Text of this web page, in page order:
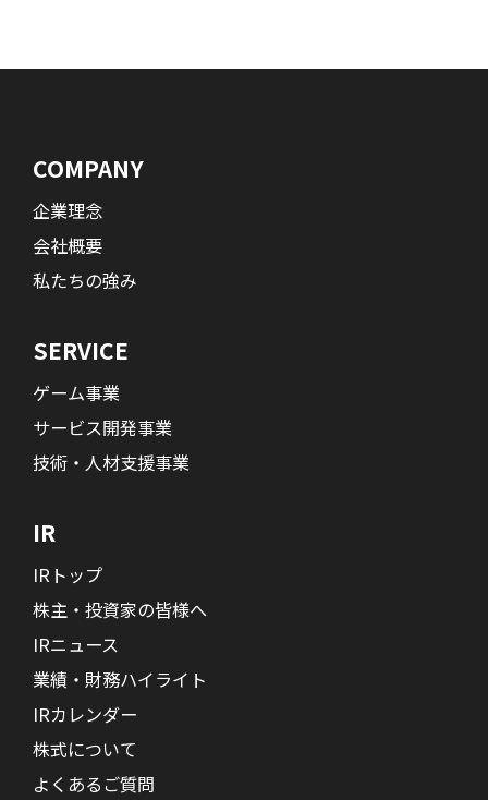
COMPANY
企業理念
会社概要
私たちの強み
SERVICE
ゲーム事業
サービス開発事業
技術・人材支援事業
IR
IRトップ
株主・投資家の皆様へ
IRニュース
業績・財務ハイライト
IRカレンダー
株式について
よくあるご質問